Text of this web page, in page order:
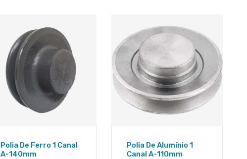
Polia De Ferro 1 Canal
A-140mm
Polia De Alumínio 1
Canal A-110mm